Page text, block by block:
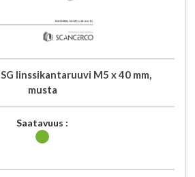
SG linssikantaruuvi M5 x 40 mm,
musta
Saatavuus :